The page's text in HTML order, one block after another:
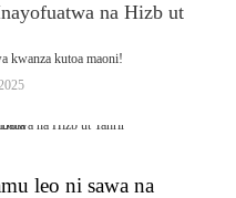
na Hizb ut
kwanza kutoa maoni!
leo ​​ni sawa na